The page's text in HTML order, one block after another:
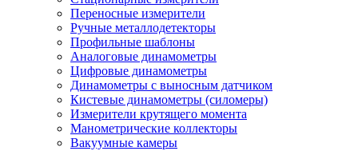
Переносные измерители
Ручные металлодетекторы
Профильные шаблоны
Аналоговые динамометры
Цифровые динамометры
Динамометры с выносным датчиком
Кистевые динамометры (силомеры)
Измерители крутящего момента
Манометрические коллекторы
Вакуумные камеры